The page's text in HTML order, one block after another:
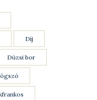
Díj
Dúzsi bor